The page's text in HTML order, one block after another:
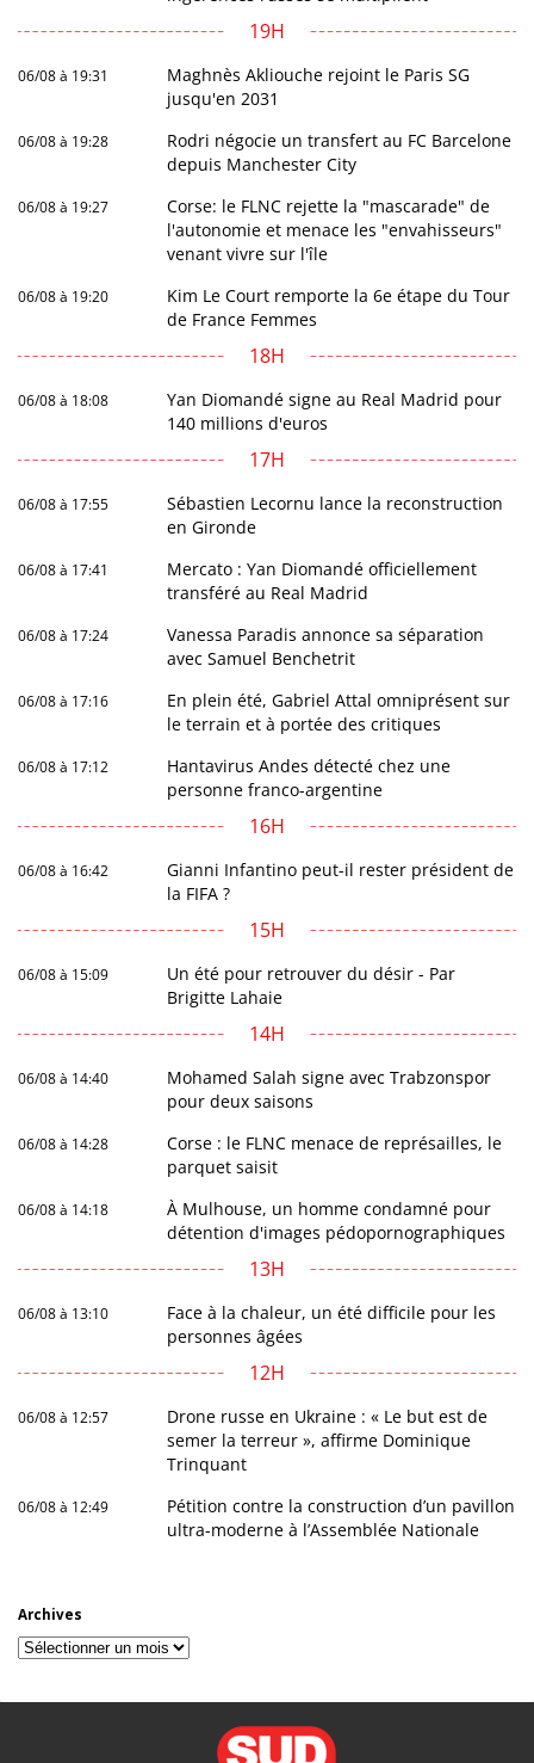
19H
06/08 à 19:31
Maghnès Akliouche rejoint le Paris SG
jusqu'en 2031
06/08 à 19:28
Rodri négocie un transfert au FC Barcelone
depuis Manchester City
06/08 à 19:27
Corse: le FLNC rejette la "mascarade" de
l'autonomie et menace les "envahisseurs"
venant vivre sur l'île
06/08 à 19:20
Kim Le Court remporte la 6e étape du Tour
de France Femmes
18H
06/08 à 18:08
Yan Diomandé signe au Real Madrid pour
140 millions d'euros
17H
06/08 à 17:55
Sébastien Lecornu lance la reconstruction
en Gironde
06/08 à 17:41
Mercato : Yan Diomandé officiellement
transféré au Real Madrid
06/08 à 17:24
Vanessa Paradis annonce sa séparation
avec Samuel Benchetrit
06/08 à 17:16
En plein été, Gabriel Attal omniprésent sur
le terrain et à portée des critiques
06/08 à 17:12
Hantavirus Andes détecté chez une
personne franco-argentine
16H
06/08 à 16:42
Gianni Infantino peut-il rester président de
la FIFA ?
15H
06/08 à 15:09
Un été pour retrouver du désir - Par
Brigitte Lahaie
14H
06/08 à 14:40
Mohamed Salah signe avec Trabzonspor
pour deux saisons
06/08 à 14:28
Corse : le FLNC menace de représailles, le
parquet saisit
06/08 à 14:18
À Mulhouse, un homme condamné pour
détention d'images pédopornographiques
13H
06/08 à 13:10
Face à la chaleur, un été difficile pour les
personnes âgées
12H
06/08 à 12:57
Drone russe en Ukraine : « Le but est de
semer la terreur », affirme Dominique
Trinquant
06/08 à 12:49
Pétition contre la construction d’un pavillon
ultra-moderne à l’Assemblée Nationale
Archives
Archives